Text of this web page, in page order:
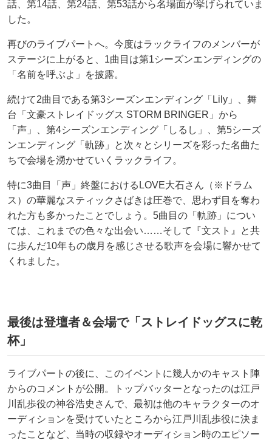
話、第14話、第24話、第53話から名場面が挙げられていま
した。
再びのライブパートへ。今度はラックライフのメンバーが
ステージに上がると、1曲目は第1シーズンエンディングの
「名前を呼ぶよ」を披露。
続けて2曲目である第3シーズンエンディング「Lily」、舞
台「文豪ストレイドッグス STORM BRINGER」から
「声」、第4シーズンエンディング「しるし」、第5シーズ
ンエンディング「軌跡」と次々とシリーズを彩った名曲た
ちで会場を湧かせていくラックライフ。
特に3曲目「声」終盤におけるLOVE大石さん（※ドラム
ス）の華麗なスティックさばきは圧巻で、思わず目を奪わ
れた方も多かったことでしょう。5曲目の「軌跡」につい
ては、これまでの色々な出会い……そして『文スト』と共
に歩んだ10年もの歳月を感じさせる歌声を会場に響かせて
くれました。
最後は登壇者＆会場で「ストレイドッグスに乾
杯」
ライブパートの後に、このイベントに幾人かのキャスト陣
からのコメントが公開。トップバッターとなったのは江戸
川乱歩役の神谷浩史さんで、最初は他のキャラクターのオ
ーディションを受けていたところから江戸川乱歩役に決ま
ったことなど、当時の収録やオーディション時のエピソー